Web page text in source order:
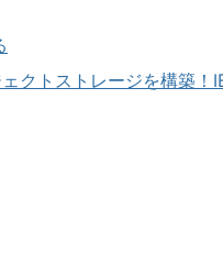
クトストレージを構築！